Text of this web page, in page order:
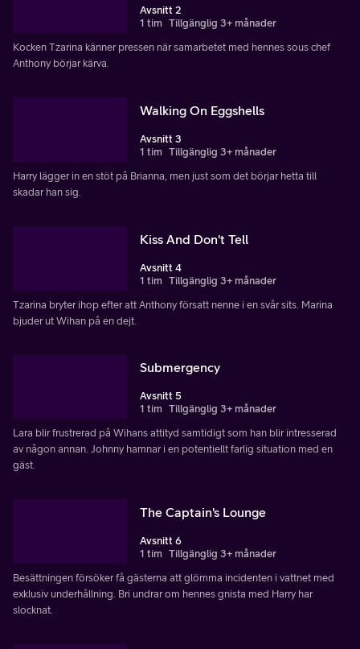
Avsnitt 2
1 tim Tillgänglig 3+ månader
Kocken Tzarina känner pressen när samarbetet med hennes sous chef
Anthony börjar kärva.
Walking On Eggshells
Avsnitt 3
1 tim Tillgänglig 3+ månader
Harry lägger in en stöt på Brianna, men just som det börjar hetta till
skadar han sig.
Kiss And Don't Tell
Avsnitt 4
1 tim Tillgänglig 3+ månader
Tzarina bryter ihop efter att Anthony försatt nenne i en svår sits. Marina
bjuder ut Wihan på en dejt.
Submergency
Avsnitt 5
1 tim Tillgänglig 3+ månader
Lara blir frustrerad på Wihans attityd samtidigt som han blir intresserad
av någon annan. Johnny hamnar i en potentiellt farlig situation med en
gäst.
The Captain's Lounge
Avsnitt 6
1 tim Tillgänglig 3+ månader
Besättningen försöker få gästerna att glömma incidenten i vattnet med
exklusiv underhållning. Bri undrar om hennes gnista med Harry har
slocknat.